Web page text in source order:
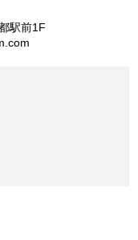
駅前1F